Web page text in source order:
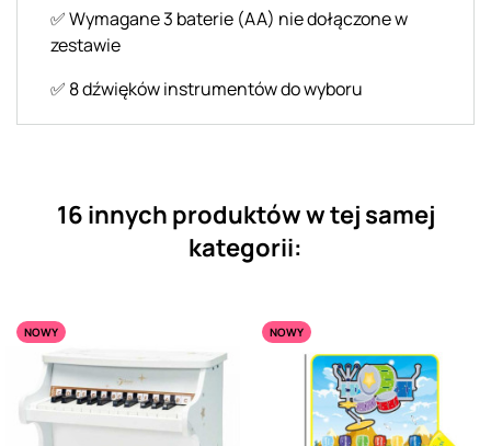
✅ Wymagane 3 baterie (AA) nie dołączone w
zestawie
✅ 8 dźwięków instrumentów do wyboru
16 innych produktów w tej samej
kategorii:
NOWY NOWY